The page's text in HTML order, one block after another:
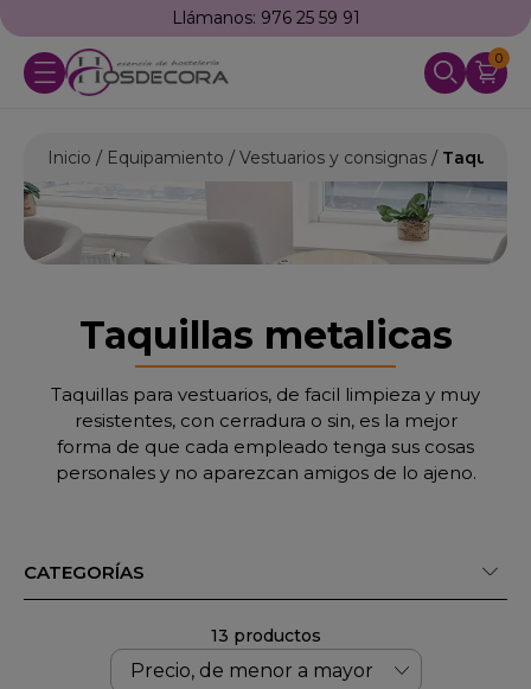
Llámanos: 976 25 59 91
0
Inicio Equipamiento Vestuarios y consignas Taquillas
Taquillas metalicas
Taquillas para vestuarios, de facil limpieza y muy
resistentes, con cerradura o sin, es la mejor
forma de que cada empleado tenga sus cosas
personales y no aparezcan amigos de lo ajeno.
CATEGORÍAS
13 productos